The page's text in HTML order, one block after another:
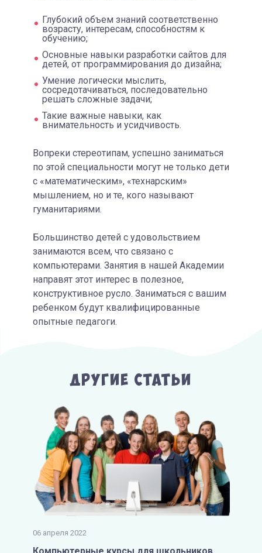
Глубокий объем знаний соответственно
возрасту, интересам, способностям к
обучению;
Основные навыки разработки сайтов для
детей, от программирования до дизайна;
Умение логически мыслить,
сосредотачиваться, последовательно
решать сложные задачи;
Такие важные навыки, как
внимательность и усидчивость.
Вопреки стереотипам, успешно заниматься
по этой специальности могут не только дети
с «математическим», «технарским»
мышлением, но и те, кого называют
гуманитариями.
Большинство детей с удовольствием
занимаются всем, что связано с
компьютерами. Занятия в нашей Академии
направят этот интерес в полезное,
конструктивное русло. Заниматься с вашим
ребенком будут квалифицированные
опытные педагоги.
Другие Статьи
06 апреля 2022
Компьютерные курсы для школьников